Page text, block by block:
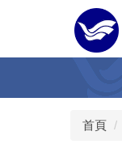
容
首頁